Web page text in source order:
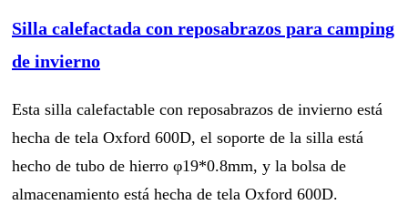
Silla calefactada con reposabrazos para camping
de invierno
Esta silla calefactable con reposabrazos de invierno está
hecha de tela Oxford 600D, el soporte de la silla está
hecho de tubo de hierro φ19*0.8mm, y la bolsa de
almacenamiento está hecha de tela Oxford 600D.